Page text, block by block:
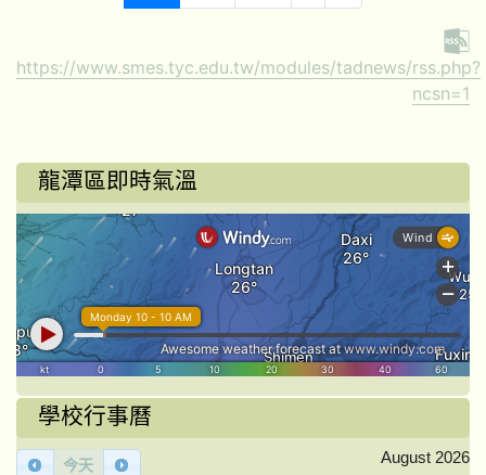
https://www.smes.tyc.edu.tw/modules/tadnews/rss.php?
ncsn=1
龍潭區即時氣溫
學校行事曆
今天 August 2026